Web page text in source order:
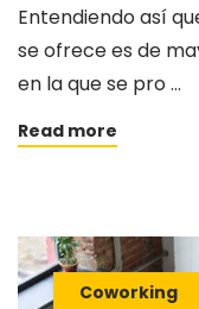
Entendiendo así
se ofrece es de
en la que se pro …
Read more
Coworking